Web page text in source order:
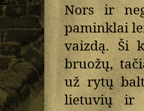
Nors ir
paminklai
vaizdą. Ši
bruožų,
už rytų
lietuvių ir